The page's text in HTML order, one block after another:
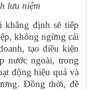
lưu niệm
định sẽ tiếp
không ngừng cải
tạo điều kiện
nước ngoài, trong
động hiệu quả và
Đồng thời, đề